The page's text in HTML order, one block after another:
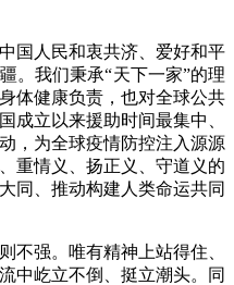
人民和衷共济、爱好和平
。我们秉承“天下一家”的理
体健康负责，也对全球公共
成立以来援助时间最集中、
，为全球疫情防控注入源源
重情义、扬正义、守道义的
同、推动构建人类命运共同
强。唯有精神上站得住、
中屹立不倒、挺立潮头。同